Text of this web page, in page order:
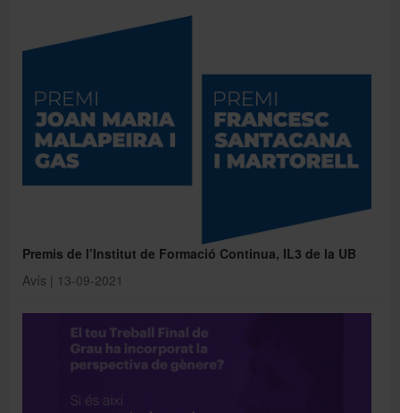
Premis de l’Institut de Formació Continua, IL3 de la UB
Avís | 13-09-2021